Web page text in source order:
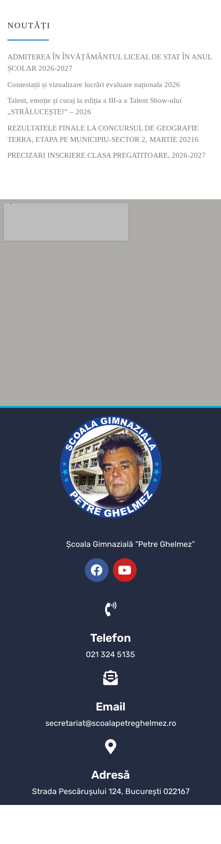
NOUTĂȚI
ADMITEREA ÎN ÎNVĂȚĂMÂNTUL LICEAL DE STAT ÎN ANUL
ȘCOLAR 2026-2027
Contestații și vizualizare lucrări evaluare naționala 2026
Talent, emoție și curaj la ediția a III-a a Talent Show-ului
„STRĂLUCEȘTE!” – 2026
REZULTATELE FINALE LA CONCURSUL DE GEOGRAFIE
TERRA, ETAPA PE MUNICIPIU-SECTOR 2, MARTIE 20216
PRECIZARI INSCRIERE CLASA PREGATITOARE, 2026-2027
Şcoala Gimnazială “Petre Ghelmez”
Telefon
021 324 5135
Email
secretariat@scoalapetreghelmez.ro
Adresă
Strada Pescărușului 124, București 022167